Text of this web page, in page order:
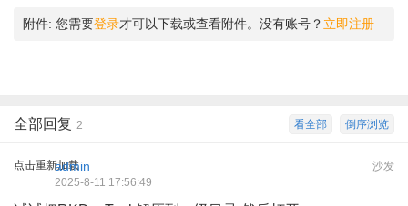
附件: 您需要登录才可以下载或查看附件。没有账号？ 立即注册
倒序浏览
看全部
全部回复 2
点击重新加载 沙发
admin
2025-8-11 17:56:49